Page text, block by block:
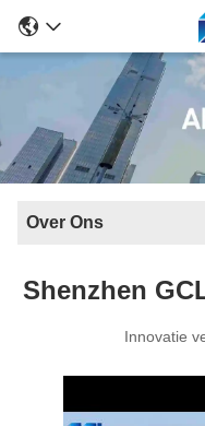
Over Ons
Shenzhen
Innovatie